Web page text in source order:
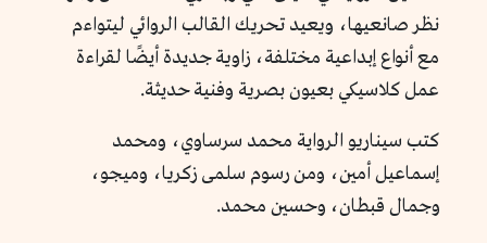
نظر صانعيها، ويعيد تحريك القالب الروائي ليتواءم
مع أنواع إبداعية مختلفة، زاوية جديدة أيضًا لقراءة
عمل كلاسيكي بعيون بصرية وفنية حديثة.
كتب سيناريو الرواية محمد سرساوي، ومحمد
إسماعيل أمين، ومن رسوم سلمى زكريا، وميجو،
وجمال قبطان، وحسين محمد.